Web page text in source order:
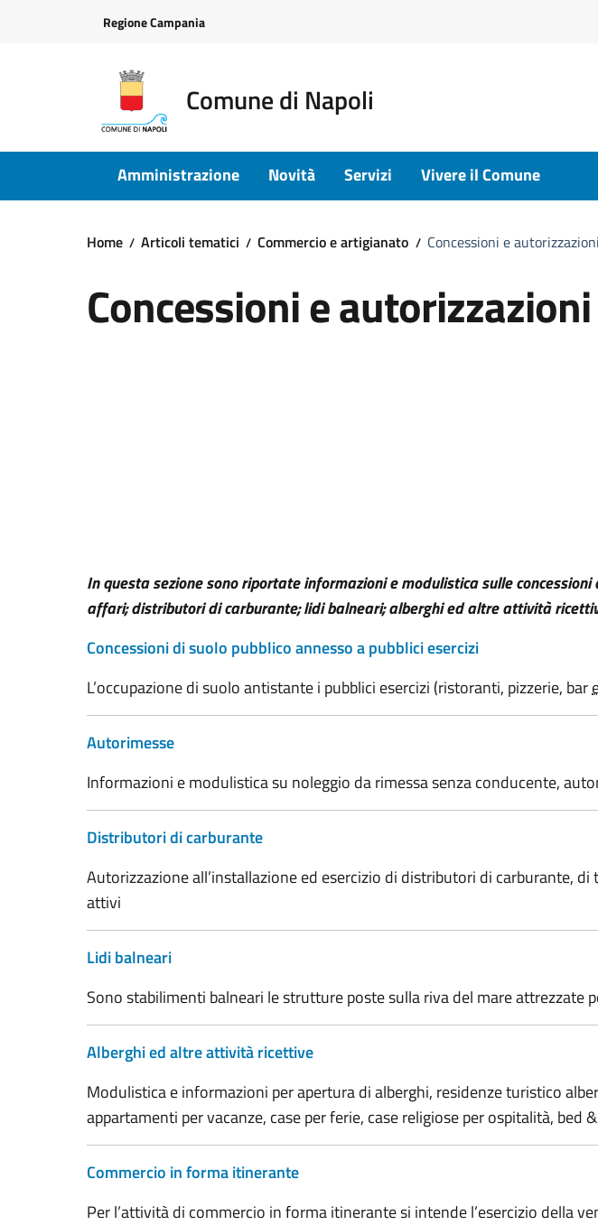
Regione Campania
Comune di Napoli
Amministrazione Novità Servizi Vivere il Comune
Home Articoli tematici Commercio e artigianato Concessioni e
Concessioni e
In questa sezione sono riportate informazioni e modulistica sulle
affari; distributori di carburante; lidi balneari; alberghi ed altre attività
Concessioni di suolo pubblico annesso a pubblici esercizi
L’occupazione di suolo antistante i pubblici esercizi (ristoranti, pizzerie, bar
Autorimesse
Informazioni e modulistica su noleggio da rimessa senza conducente,
Distributori di carburante
Autorizzazione all’installazione ed esercizio di distributori di carburante,
attivi
Lidi balneari
Sono stabilimenti balneari le strutture poste sulla riva del mare attrezzate
Alberghi ed altre attività ricettive
Modulistica e informazioni per apertura di alberghi, residenze turistico
appartamenti per vacanze, case per ferie, case religiose per ospitalità, bed
Commercio in forma itinerante
Per l’attività di commercio in forma itinerante si intende l’esercizio della